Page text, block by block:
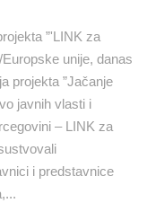
”'LINK za
unije, danas
projekta ”Jačanje
javnih vlasti i
– LINK za
i predstavnice